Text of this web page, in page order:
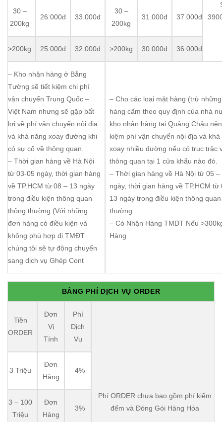
30 –
200kg
26.000đ 33.000đ
30 –
200kg
31.000đ 37.000đ
>200kg 25.000đ 32.000đ >200kg 30.000đ 36.000đ
– Kho nhận hàng ở Bằng
Tường sẽ tiết kiệm chi phí
vận chuyển Trung Quốc –
Việt Nam nhưng sẽ gặp bất
lợi về phí vận chuyển nội địa
và khả năng xoay đường khi
có sự cố về thông quan.
– Thời gian hàng về Hà Nội
từ 03-05 ngày, thời gian hàng
về TP.HCM từ 08 – 13 ngày
trong điều kiện thông quan
thông thường.(Với những
đơn hàng có điều kiện và
không phù hợp đi TMĐT
chúng tôi sẽ tự động chuyển
sang dịch vụ Ghép Cont
– Cho các loại mặt hàng (trừ
hàng cấm theo quy định của nhà
kho nhận hàng tại Quảng Châu
kiệm phí vận chuyển nội địa và khả
xoay nhiều đường nếu có trục trặc
thông quan tại 1 cửa khẩu nào đó.
– Thời gian hàng về Hà Nội từ 05 –
ngày, thời gian hàng về TP.HCM từ
13 ngày trong điều kiện thông
thường.
– Có Nhận Hàng TMDT Nếu
Hàng
BẢNG PHÍ DỊCH VỤ ORDER
Tiền
ORDER
Đơn
Vị
Tính
Phí
Dịch
Vụ
Phí ORDER chưa bao gồm phí kiểm
đếm và Đóng Gói Hàng Hóa
3 Triệu
Đơn
Hàng
4%
3 – 100
Triệu
Đơn
Hàng
3%